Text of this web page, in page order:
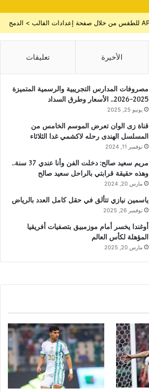
الأخيرة تعليقات
مصروفات المدارس التجريبية والرسمية المتميزة
2025-2026.. الأسعار وطرق السداد
يونيو 25, 2025
قناة زى الوان تعرض الموسم الخامس من
المسلسل الهندى رحله لاكشمي غدا الثلاثاء
نوفمبر 11, 2024
مريم سعيد صالح: دخلت الفن وأنا عندي 37 سنة..
وهذه حقيقة قرابتي بالراحل سعيد صالح
مارس 20, 2024
ياسمين نيازي تتألق في حقل كامل العدد بالرياض
نوفمبر 26, 2025
أوغندا يخسر أمام موزمبيق بتصفيات أفريقيا
المؤهلة لكأس العالم
مارس 20, 2025